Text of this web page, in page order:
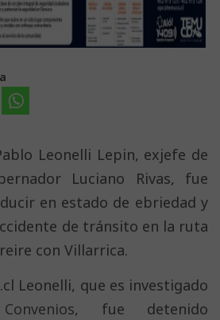
Leonelli Lepin, exjefe de
Luciano Rivas, fue
en estado de ebriedad y
de tránsito en la ruta
con Villarrica.
Leonelli, que es investigado
, fue detenido